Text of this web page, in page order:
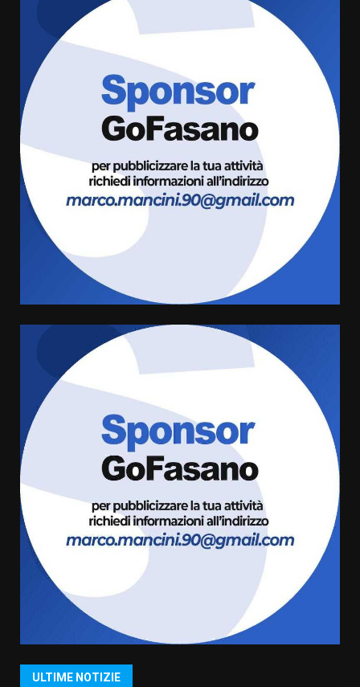
ULTIME NOTIZIE
“I Contestatori: Musica di
Rivoluzione”: nuovo
appuntamento con “Fasano in
Banda”
7 Agosto 2026 06:05
US Fasano, Scianaro: “Profonda
amarezza per esclusione dal
campionato di calcio”
Fasanese ferito a colpi di arma
da fuoco
6 Agosto 2026 18:13
Carta d’identità: continua il piano
di aperture straordinarie del
Comune di Fasano
6 Agosto 2026 14:16
Grazia Neglia, coordinatrice
cittadina di Fratelli d’Italia,
pronta a tornare in Consiglio
comunale
6 Agosto 2026 08:00
1
Savelletri in festa, domani sera
grande spettacolo con Uccio De